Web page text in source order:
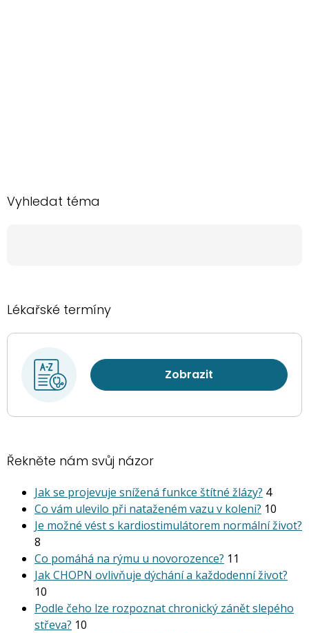
Vyhledat téma
Lékařské termíny
Zobrazit
Řekněte nám svůj názor
Jak se projevuje snížená funkce štítné žlázy? 4
Co vám ulevilo při nataženém vazu v koleni? 10
Je možné vést s kardiostimu­látorem normální život?
8
Co pomáhá na rýmu u novorozence? 11
Jak CHOPN ovlivňuje dýchání a každodenní život?
10
Podle čeho lze rozpoznat chronický zánět slepého
střeva? 10